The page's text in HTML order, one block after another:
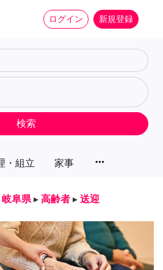
ログイン 新規登録
・組立 家事 more_horiz
検索
岐阜県 ▸ 高齢者 ▸ 送迎